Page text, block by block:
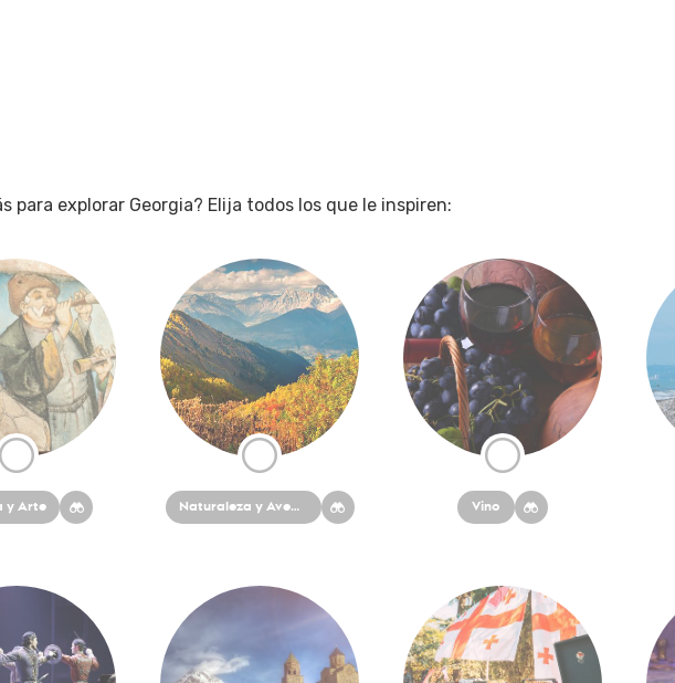
para explorar Georgia? Elija todos los que le inspiren:
y Arte Naturaleza y Aventura Vino